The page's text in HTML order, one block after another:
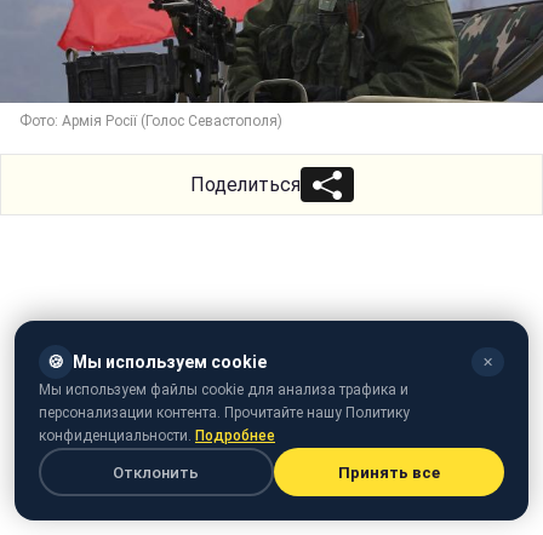
Фото: Армія Росії (Голос Севастополя)
Поделиться
🍪 Мы используем cookie ✕
Мы используем файлы cookie для анализа трафика и
персонализации контента. Прочитайте нашу Политику
конфиденциальности. Подробнее
Отклонить Принять все